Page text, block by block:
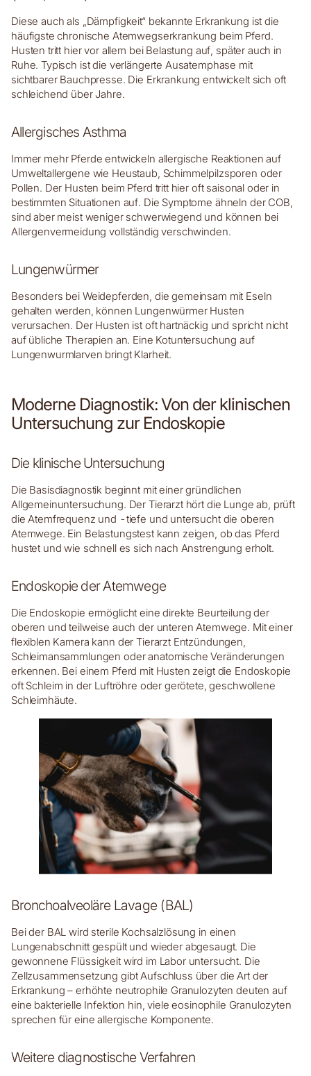
Diese auch als „Dämpfigkeit“ bekannte Erkrankung ist die
häufigste chronische Atemwegserkrankung beim Pferd.
Husten tritt hier vor allem bei Belastung auf, später auch in
Ruhe. Typisch ist die verlängerte Ausatemphase mit
sichtbarer Bauchpresse. Die Erkrankung entwickelt sich oft
schleichend über Jahre.
Allergisches Asthma
Immer mehr Pferde entwickeln allergische Reaktionen auf
Umweltallergene wie Heustaub, Schimmelpilzsporen oder
Pollen. Der Husten beim Pferd tritt hier oft saisonal oder in
bestimmten Situationen auf. Die Symptome ähneln der COB,
sind aber meist weniger schwerwiegend und können bei
Allergenvermeidung vollständig verschwinden.
Lungenwürmer
Besonders bei Weidepferden, die gemeinsam mit Eseln
gehalten werden, können Lungenwürmer Husten
verursachen. Der Husten ist oft hartnäckig und spricht nicht
auf übliche Therapien an. Eine Kotuntersuchung auf
Lungenwurmlarven bringt Klarheit.
Moderne Diagnostik: Von der klinischen
Untersuchung zur Endoskopie
Die klinische Untersuchung
Die Basisdiagnostik beginnt mit einer gründlichen
Allgemeinuntersuchung. Der Tierarzt hört die Lunge ab, prüft
die Atemfrequenz und -tiefe und untersucht die oberen
Atemwege. Ein Belastungstest kann zeigen, ob das Pferd
hustet und wie schnell es sich nach Anstrengung erholt.
Endoskopie der Atemwege
Die Endoskopie ermöglicht eine direkte Beurteilung der
oberen und teilweise auch der unteren Atemwege. Mit einer
flexiblen Kamera kann der Tierarzt Entzündungen,
Schleimansammlungen oder anatomische Veränderungen
erkennen. Bei einem Pferd mit Husten zeigt die Endoskopie
oft Schleim in der Luftröhre oder gerötete, geschwollene
Schleimhäute.
Bronchoalveoläre Lavage (BAL)
Bei der BAL wird sterile Kochsalzlösung in einen
Lungenabschnitt gespült und wieder abgesaugt. Die
gewonnene Flüssigkeit wird im Labor untersucht. Die
Zellzusammensetzung gibt Aufschluss über die Art der
Erkrankung – erhöhte neutrophile Granulozyten deuten auf
eine bakterielle Infektion hin, viele eosinophile Granulozyten
sprechen für eine allergische Komponente.
Weitere diagnostische Verfahren